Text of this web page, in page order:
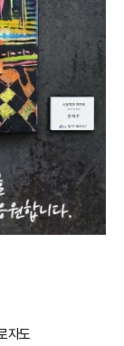
자도